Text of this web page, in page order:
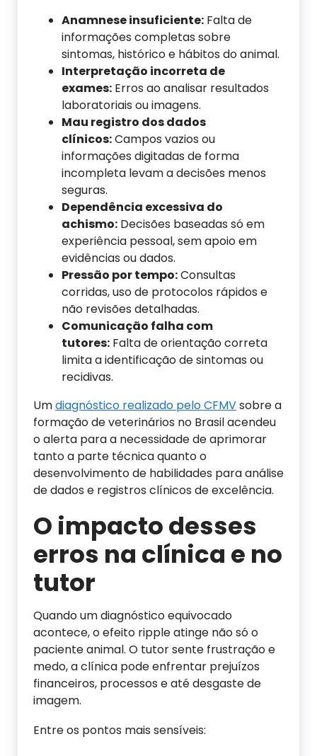
Anamnese insuficiente: Falta de
informações completas sobre
sintomas, histórico e hábitos do animal.
Interpretação incorreta de
exames: Erros ao analisar resultados
laboratoriais ou imagens.
Mau registro dos dados
clínicos:Campos vazios ou
informações digitadas de forma
incompleta levam a decisões menos
seguras.
Dependência excessiva do
achismo: Decisões baseadas só em
experiência pessoal, sem apoio em
evidências ou dados.
Pressão por tempo:Consultas
corridas, uso de protocolos rápidos e
não revisões detalhadas.
Comunicação falha com
tutores: Falta de orientação correta
limita a identificação de sintomas ou
recidivas.
Umdiagnóstico realizado pelo CFMVsobre a
formação de veterinários no Brasil acendeu
o alerta para a necessidade de aprimorar
tanto a parte técnica quanto o
desenvolvimento de habilidades para análise
de dados e registros clínicos de excelência.
O impacto desses
erros na clínica e no
tutor
Quando um diagnóstico equivocado
acontece, o efeito ripple atinge não só o
paciente animal. O tutor sente frustração e
medo, a clínica pode enfrentar prejuízos
financeiros, processos e até desgaste de
imagem.
Entre os pontos mais sensíveis: